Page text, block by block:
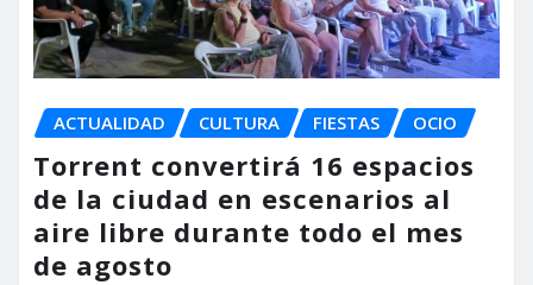
ACTUALIDAD CULTURA FIESTAS OCIO
Torrent convertirá 16 espacios
de la ciudad en escenarios al
aire libre durante todo el mes
de agosto